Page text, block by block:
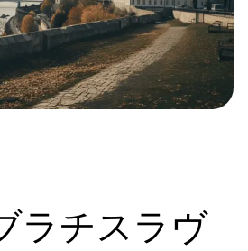
ラチスラヴ